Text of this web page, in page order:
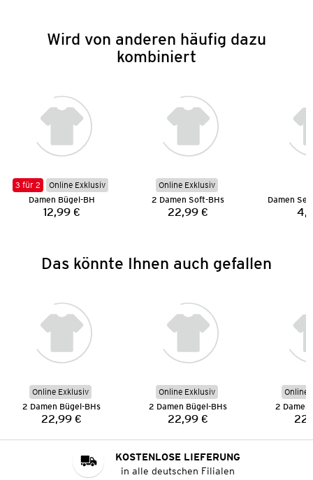
Wird von anderen häufig dazu
kombiniert
3 für 2
Online Exklusiv
Damen Bügel-BH
Preis:
12,99 €
Online Exklusiv
2 Damen Soft-BHs
Preis:
22,99 €
Das könnte Ihnen auch gefallen
Online Exklusiv
2 Damen Bügel-BHs
Preis:
22,99 €
Online Exklusiv
2 Damen Bügel-BHs
Preis:
22,99 €
Online
2 Damen
KOSTENLOSE LIEFERUNG
in alle deutschen Filialen